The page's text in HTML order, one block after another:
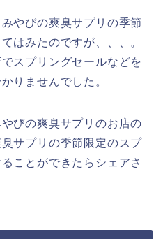
やびの爽臭サプリの季節
はみたのですが、、、。
スプリングセールなどを
りませんでした。
びの爽臭サプリのお店の
サプリの季節限定のスプ
ことができたらシェアさ